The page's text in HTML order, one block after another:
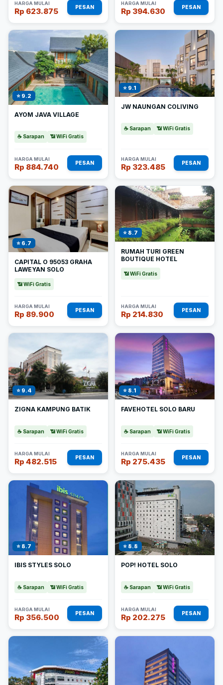
HARGA MULAI
Rp 623.875 PESAN
HARGA MULAI
Rp 394.630 PESAN
⭐ 9.2
AYOM JAVA VILLAGE
☕ Sarapan 📶 WiFi Gratis
HARGA MULAI
Rp 884.740 PESAN
⭐ 9.1
JW NAUNGAN COLIVING
☕ Sarapan 📶 WiFi Gratis
HARGA MULAI
Rp 323.485 PESAN
⭐ 6.7
CAPITAL O 95053 GRAHA
LAWEYAN SOLO
📶 WiFi Gratis
HARGA MULAI
Rp 89.900 PESAN
⭐ 8.7
RUMAH TURI GREEN
BOUTIQUE HOTEL
📶 WiFi Gratis
HARGA MULAI
Rp 214.830 PESAN
⭐ 9.4
ZIGNA KAMPUNG BATIK
☕ Sarapan 📶 WiFi Gratis
HARGA MULAI
Rp 482.515 PESAN
⭐ 8.1
FAVEHOTEL SOLO BARU
☕ Sarapan 📶 WiFi Gratis
HARGA MULAI
Rp 275.435 PESAN
⭐ 8.7
IBIS STYLES SOLO
☕ Sarapan 📶 WiFi Gratis
HARGA MULAI
Rp 356.500 PESAN
⭐ 8.8
POP! HOTEL SOLO
☕ Sarapan 📶 WiFi Gratis
HARGA MULAI
Rp 202.275 PESAN